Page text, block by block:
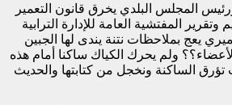
المجلس البلدي يخرق قانون التعمير
وتقرير المفتشية العامة للإدارة الترابية
يعج بملاحظات نتنة يندى لها الجبين
ولم يحرك الكياك ساكنا أمام هذه
تؤرق الساكنة ونخجل من كتابتها والحديث